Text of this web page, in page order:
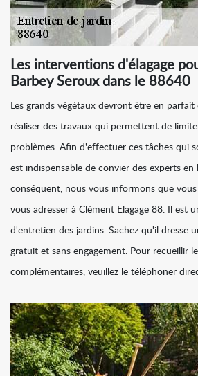
Les interventions d'élagage
Barbey Seroux dans le 88640
Les grands végétaux devront être en
réaliser des travaux qui permettent de
problèmes. Afin d'effectuer ces tâches qui
est indispensable de convier des experts en
conséquent, nous vous informons que
vous adresser à Clément Elagage 88. Il est
d'entretien des jardins. Sachez qu'il dresse
gratuit et sans engagement. Pour recueillir
complémentaires, veuillez le téléphoner